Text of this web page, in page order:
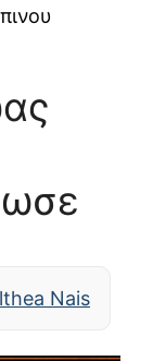
Nais